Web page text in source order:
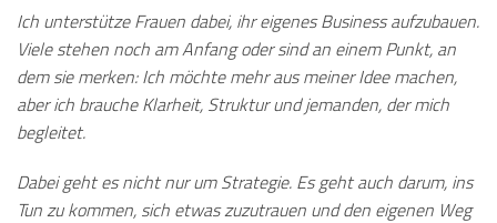
Ich unterstütze Frauen dabei, ihr eigenes Business aufzubauen.
Viele stehen noch am Anfang oder sind an einem Punkt, an
dem sie merken: Ich möchte mehr aus meiner Idee machen,
aber ich brauche Klarheit, Struktur und jemanden, der mich
begleitet.
Dabei geht es nicht nur um Strategie. Es geht auch darum, ins
Tun zu kommen, sich etwas zuzutrauen und den eigenen Weg